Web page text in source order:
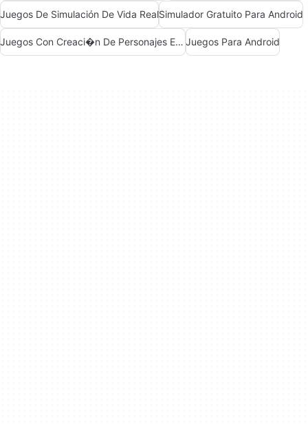
Juegos De Simulación De Vida RealSimulador Gratuito Para Android
Juegos Con Creaci�n De Personajes En Android Juegos Para Android